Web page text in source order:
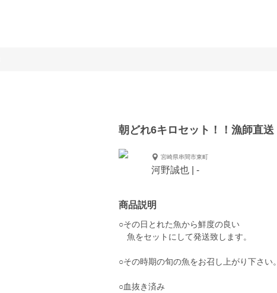
朝どれ6キロセット！！漁師直送
宮崎県串間市東町
河野誠也 | -
商品説明
○その日とれた魚から鮮度の良い
魚をセットにして発送致します。
○その時期の旬の魚をお召し上がり下さい。
○血抜き済み